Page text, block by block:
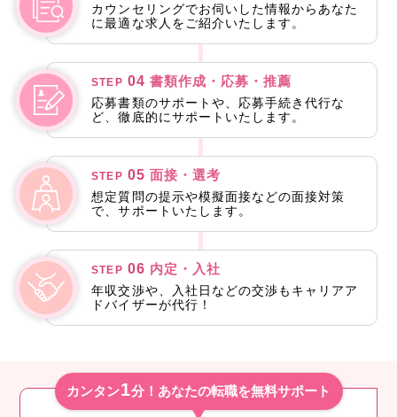
カウンセリングでお伺いした情報からあなた
に最適な求人をご紹介いたします。
STEP 04 書類作成・応募・推薦
応募書類のサポートや、応募手続き代行な
ど、徹底的にサポートいたします。
STEP 05 面接・選考
想定質問の提示や模擬面接などの面接対策
で、サポートいたします。
STEP 06 内定・入社
年収交渉や、入社日などの交渉もキャリアア
ドバイザーが代行！
カンタン1分！あなたの転職を無料サポート